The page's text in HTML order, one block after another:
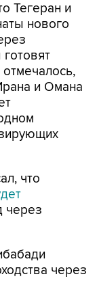
Тегеран и
нового
и Омана
что
через
через